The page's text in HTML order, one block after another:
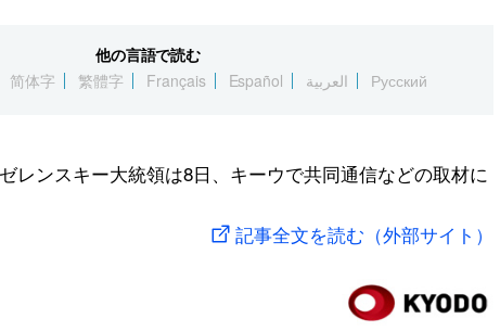
他の言語で読む
简体字 繁體字 Français Español العربية Русский
レンスキー大統領は8日、キーウで共同通信などの取材に
記事全文を読む（外部サイト）